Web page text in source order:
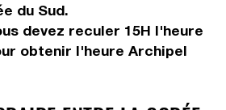
du Sud.
devez reculer 15H l'heure
obtenir l'heure Archipel